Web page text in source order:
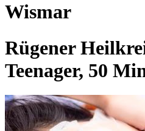
Wismar
Rügener
Teenager, 50